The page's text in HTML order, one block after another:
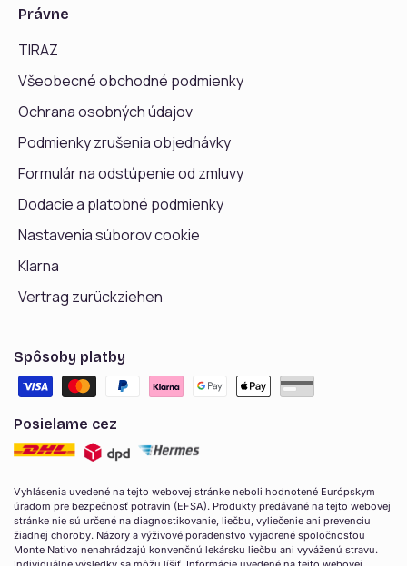
Právne
TIRAZ
Všeobecné obchodné podmienky
Ochrana osobných údajov
Podmienky zrušenia objednávky
Formulár na odstúpenie od zmluvy
Dodacie a platobné podmienky
Nastavenia súborov cookie
Klarna
Vertrag zurückziehen
Spôsoby platby
Posielame cez
Vyhlásenia uvedené na tejto webovej stránke neboli hodnotené Európskym
úradom pre bezpečnosť potravín (EFSA). Produkty predávané na tejto webovej
stránke nie sú určené na diagnostikovanie, liečbu, vyliečenie ani prevenciu
žiadnej choroby. Názory a výživové poradenstvo vyjadrené spoločnosťou
Monte Nativo nenahrádzajú konvenčnú lekársku liečbu ani vyváženú stravu.